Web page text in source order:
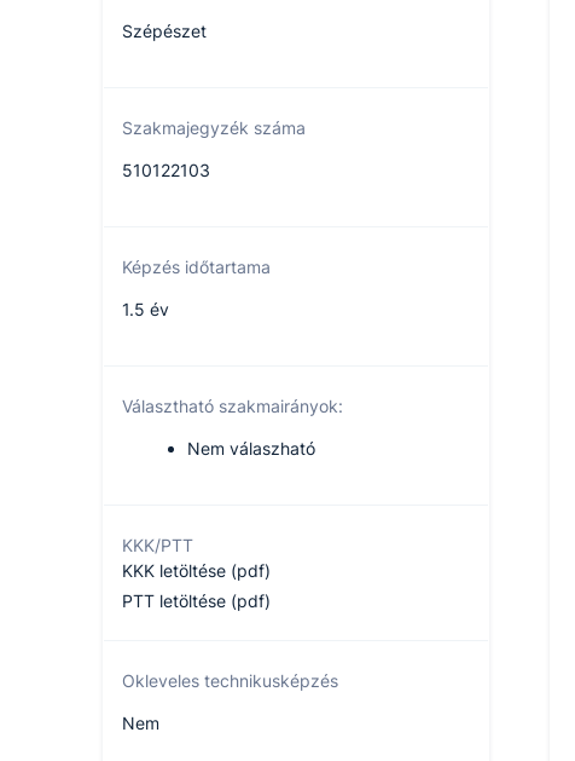
Szépészet
Szakmajegyzék száma
510122103
Képzés időtartama
1.5 év
Választható szakmairányok:
Nem válaszható
KKK/PTT
KKK letöltése (pdf)
PTT letöltése (pdf)
Okleveles technikusképzés
Nem